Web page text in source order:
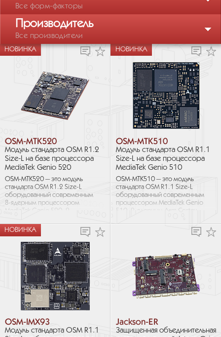
Все форм-факторы
Производитель
Все производители
НОВИНКА
OSM-MTK520
Модуль стандарта OSM R1.2
Size-L на базе процессора
MediaTek Genio 520
OSM-MTK520 — это модуль
стандарта OSM R1.2 Size-L
оборудованный современным
8-ядерным процессором
MediaTek Genio 520, 2-
ядерным Cortex-A55.
Ускоритель...
НОВИНКА
OSM-MTK510
Модуль стандарта OSM R1.1
Size-L на базе процессора
MediaTek Genio 510
OSM-MTK510 — это модуль
стандарта OSM R1.1 Size-L
оборудованный современным
процессором MediaTek Genio
510, 2-ядерным Arm Cortex-
Ускоритель искусственного...
НОВИНКА
OSM-IMX93
Модуль стандарта OSM R1.1
Jackson-ER
Защищенная объединительная